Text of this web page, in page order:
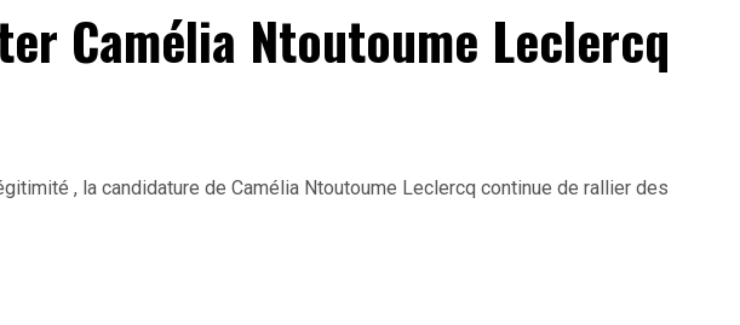
Camélia Ntoutoume Leclercq
, la candidature de Camélia Ntoutoume Leclercq continue de rallier des